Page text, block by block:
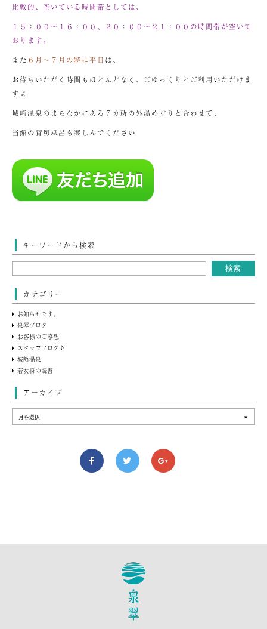
比較的、空いている時間帯としては、
１５：００～１６：００、２０：００～２１：００の時間帯が空いて
おります。
また ６月～７月の特に平日 は、
お待ちいただく時間もほとんどなく、ごゆっくりとご利用いただけま
すよ
城崎温泉のまちなかにある７カ所の外湯めぐりと合わせて、
当館の貸切風呂も楽しんでください
キーワードから検索
カテゴリー
お知らせです。
泉翠ブログ
お客様のご感想
スタッフブログ♪
城崎温泉
若女将の読書
アーカイブ